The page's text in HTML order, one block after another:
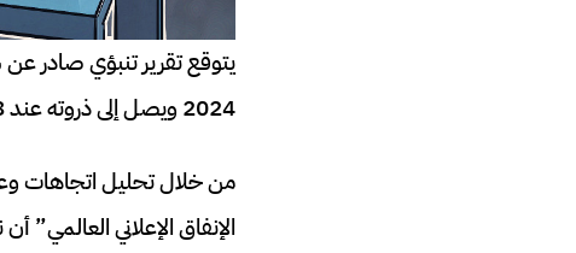
2024 ويصل إلى ذروته عند 752.8 مليار دولار أمريكي.
من خلال تحليل اتجاهات وعادات 58 سوقًا حول